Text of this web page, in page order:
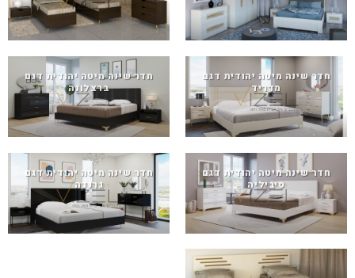
חדר שינה מיטה יהודית דגם
מדריד
חדר שינה מיטה יהודית דגם
ברצלונה
חדר שינה מיטה יהודית דגם
סיביליה
חדר שינה מיטה יהודית דגם
גרנדה